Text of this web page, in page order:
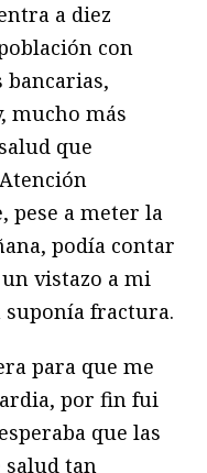
a diez
con
bancarias,
mucho más
que
pese a meter la
podía contar
vistazo a mi
fractura.
para que me
por fin fui
que las
salud tan